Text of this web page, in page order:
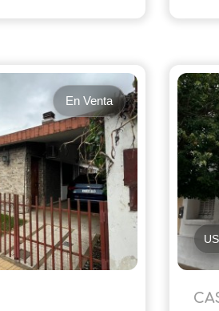
En Venta